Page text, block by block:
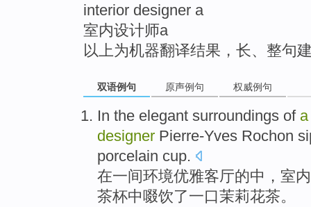
interior designer a
室内设计师a
以上为机器翻译结果，长、整句
双语例句 原声例句 权威例句
In the elegant surroundings of a
designer Pierre-Yves Rochon
porcelain cup.
在一间环境优雅客厅的中， 室内
茶杯中啜饮了一口茉莉花茶。